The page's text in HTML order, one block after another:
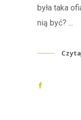
była taka
nią być?